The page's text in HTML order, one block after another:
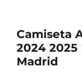
Camiseta
2024
Madrid